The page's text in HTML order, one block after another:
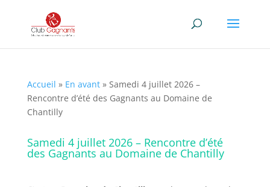
Accueil » En avant» Samedi 4 juillet 2026 –
Rencontre d’été des Gagnants au Domaine de
Chantilly
Samedi 4 juillet 2026 – Rencontre d’été
des Gagnants au Domaine de Chantilly